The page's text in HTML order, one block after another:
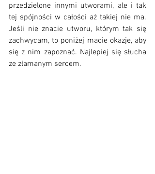
przedzielone innymi utworami, ale i tak
tej spójności w całości aż takiej nie ma.
Jeśli nie znacie utworu, którym tak się
zachwycam, to poniżej macie okazje, aby
się z nim zapoznać. Najlepiej się słucha
ze złamanym sercem.